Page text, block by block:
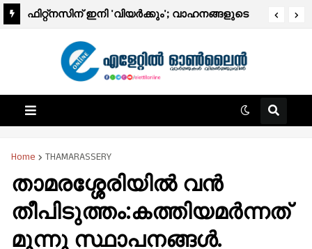
ഫിറ്റ്നസിന് ഇനി 'വിയർക്കും'; വാഹനങ്ങളുടെ
മുതൽ ആരംഭിക്കും
Home THAMARASSERY
താമരശ്ശേരിയിൽ വൻ
തീപിടുത്തം:കത്തിയമർന്നത്
മൂന്നു സ്ഥാപനങ്ങൾ.